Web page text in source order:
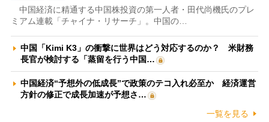
中国経済に精通する中国株投資の第一人者・田代尚機氏のプレ
ミアム連載「チャイナ・リサーチ」。中国の…
中国「Kimi K3」の衝撃に世界はどう対応するのか？ 米財務
長官が検討する「蒸留を行う中国…
中国経済“予想外の低成長”で政策のテコ入れ必至か 経済運営
方針の修正で成長加速が予想さ…
一覧を見る